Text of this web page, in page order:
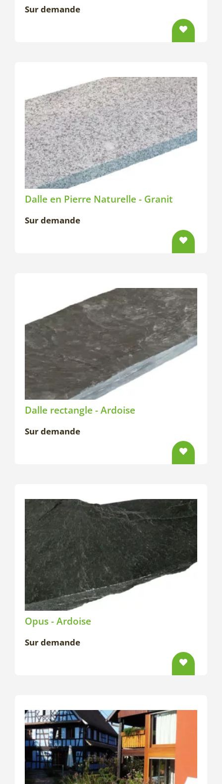
Sur demande
Dalle en Pierre Naturelle - Granit
Sur demande
Dalle rectangle - Ardoise
Sur demande
Opus - Ardoise
Sur demande